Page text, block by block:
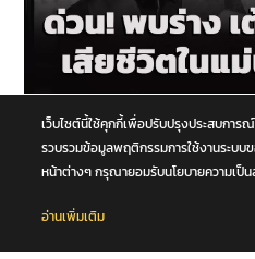
7 สิงหาคม 2569
สุดเศร้า! พบร่าง "เต้ ดราก้อนไฟว์" เ
เว็บไซต์นี้ใช้คุกกี้เพื่อปรับปรุงประสบการณ์
รวบรวมข้อมูลพฤติกรรมการใช้งานระบบ
หน้าต่างๆ กรุณายอมรับนโยบายความเป็น
อ่านเพิ่มเติม